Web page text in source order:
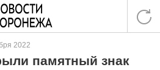
2022
памятный знак